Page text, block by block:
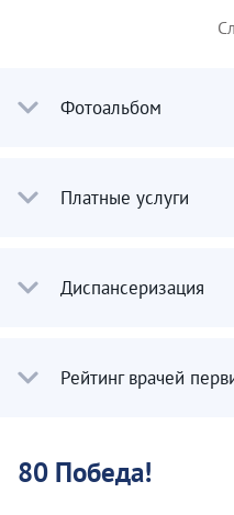
Фотоальбом
Платные услуги
Диспансеризация
Рейтинг врачей
80 Победа!